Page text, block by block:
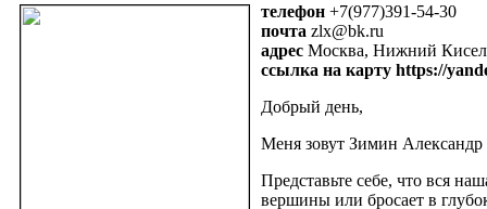
телефон +7(977)391-54-30
почта zlx@bk.ru
адрес Москва, Нижний
ссылка на карту https://
Добрый день,
Меня зовут Зимин Александр
Представьте себе, что вся
вершины или бросает в